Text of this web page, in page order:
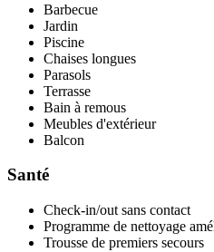
Barbecue
Jardin
Piscine
Chaises longues
Parasols
Terrasse
Bain à remous
Meubles d'extérieur
Balcon
Santé
Check-in/out sans contact
Programme de nettoyage
Trousse de premiers secours